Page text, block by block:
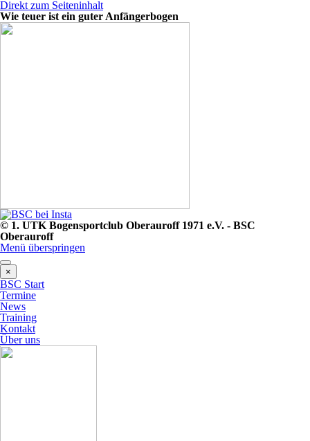
Direkt zum Seiteninhalt
Wie teuer ist ein guter Anfängerbogen
© 1. UTK Bogensportclub Oberauroff 1971 e.V. - BSC
Oberauroff
Menü überspringen
×
BSC Start
Termine
News
Training
Kontakt
Über uns